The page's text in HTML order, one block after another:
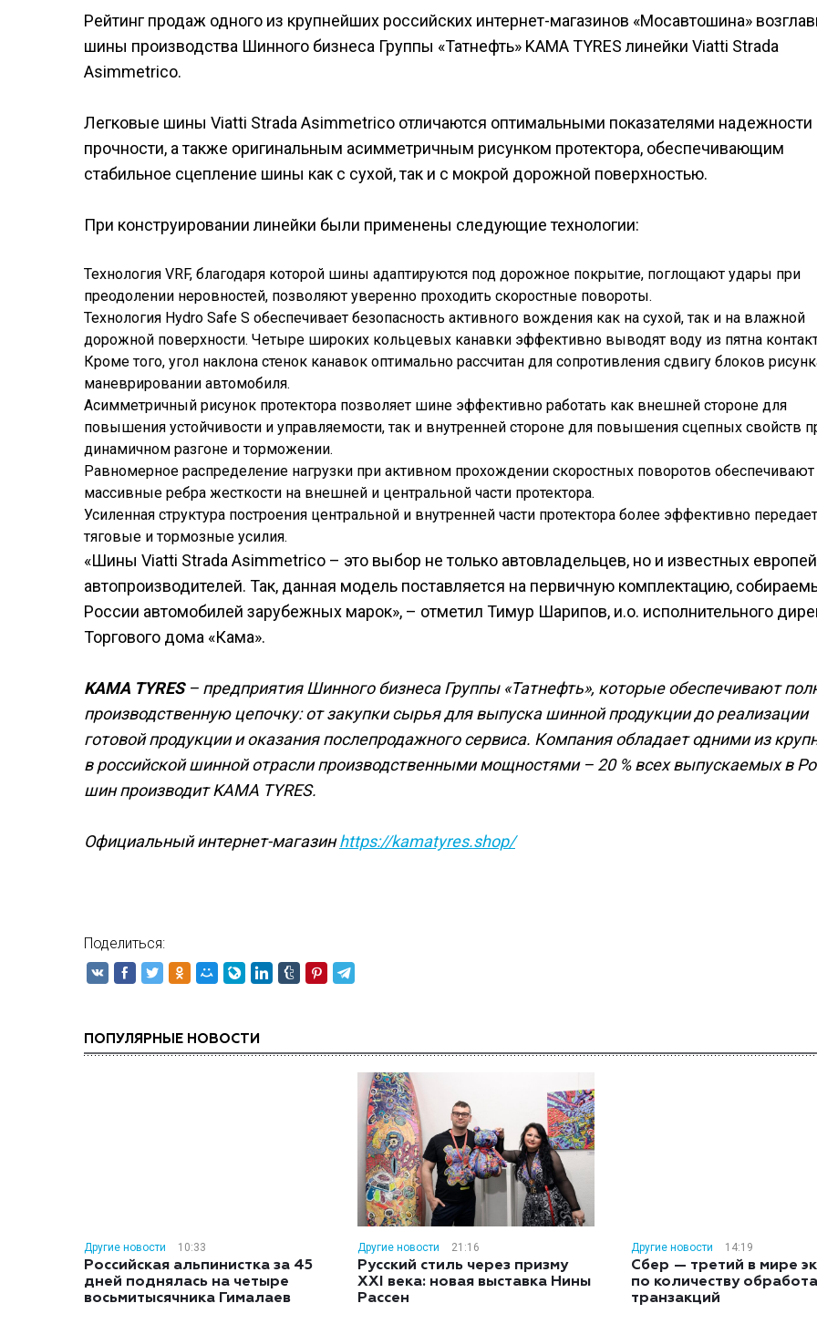
Рейтинг продаж одного из крупнейших российских интернет-магазинов «Мосавтошина»
шины производства Шинного бизнеса Группы «Татнефть» KAMA TYRES линейки Viatti Strada
Asimmetrico.
Легковые шины Viatti Strada Asimmetrico отличаются оптимальными показателями надежности
прочности, а также оригинальным асимметричным рисунком протектора, обеспечивающим
стабильное сцепление шины как с сухой, так и с мокрой дорожной поверхностью.
При конструировании линейки были применены следующие технологии:
Технология VRF, благодаря которой шины адаптируются под дорожное покрытие, поглощают удары при
преодолении неровностей, позволяют уверенно проходить скоростные повороты.
Технология Hydro Safe S обеспечивает безопасность активного вождения как на сухой, так и на влажной
дорожной поверхности. Четыре широких кольцевых канавки эффективно выводят воду из пятна
Кроме того, угол наклона стенок канавок оптимально рассчитан для сопротивления сдвигу блоков
маневрировании автомобиля.
Асимметричный рисунок протектора позволяет шине эффективно работать как внешней стороне для
повышения устойчивости и управляемости, так и внутренней стороне для повышения сцепных свойств
динамичном разгоне и торможении.
Равномерное распределение нагрузки при активном прохождении скоростных поворотов обеспечивают
массивные ребра жесткости на внешней и центральной части протектора.
Усиленная структура построения центральной и внутренней части протектора более эффективно передает
тяговые и тормозные усилия.
«Шины Viatti Strada Asimmetrico – это выбор не только автовладельцев, но и известных
автопроизводителей. Так, данная модель поставляется на первичную комплектацию,
России автомобилей зарубежных марок», – отметил Тимур Шарипов, и.о. исполнительного
Торгового дома «Кама».
KAMA TYRES– предприятия Шинного бизнеса Группы «Татнефть», которые обеспечивают
производственную цепочку: от закупки сырья для выпуска шинной продукции до реализации
готовой продукции и оказания послепродажного сервиса. Компания обладает одними из
в российской шинной отрасли производственными мощностями – 20 % всех выпускаемых в
шин производит KAMA TYRES.
Официальный интернет-магазинhttps://kamatyres.shop/
Поделиться:
ПОПУЛЯРНЫЕ НОВОСТИ
Другие новости 10:33
Российская альпинистка за 45
дней поднялась на четыре
восьмитысячника Гималаев
Другие новости 21:16
Русский стиль через призму
XXI века: новая выставка Нины
Рассен
Другие новости 14:19
Сбер — третий в мире
по количеству
транзакций